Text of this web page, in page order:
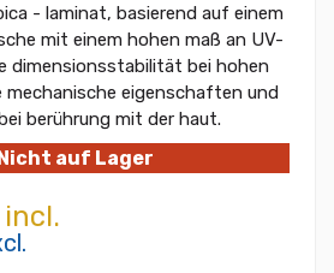
- laminat, basierend auf einem
mit einem hohen maß an UV-
dimensionsstabilität bei hohen
eigenschaften und
berührung mit der haut.
Nicht auf Lager